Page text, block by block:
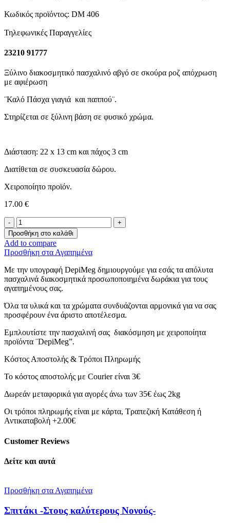
Κωδικός προϊόντος: DM 406
Τηλεφωνικές Παραγγελίες
23210 91777
Ξύλινο διακοσμητικό πασχαλινό αβγό σε σκούρα ροζ απόχρωση
με αφιέρωση
¨Καλό Πάσχα γιαγιά και παππού¨.
Στηρίζεται σε ξύλινη βάση σε φυσικό χρώμα.
Διάσταση: 22 x 13 cm και πάχος 3 cm
Διατίθεται σε συσκευασία δώρου.
Χειροποίητο προϊόν.
17.00 €
Επιτραπέζιο
αβγό
-Γιαγιά
και
Παππούς-
ποσότητα
Προσθήκη στο καλάθι
Add to compare
Προσθήκη στα Αγαπημένα
Με την υπογραφή DepiMeg δημιουργούμε για εσάς τα απόλυτα
πασχαλινά διακοσμητικά προσωποποιημένα δωράκια για τους
αγαπημένους σας.
Όλα τα υλικά και τα χρώματα συνδυάζονται αρμονικά για να σας
προσφέρουν ένα άριστο αποτέλεσμα.
Εμπλουτίστε την πασχαλινή σας διακόσμηση με χειροποίητα
προϊόντα ¨DepiMeg”.
Κόστος Αποστολής & Τρόποι Πληρωμής
Το κόστος αποστολής με Courier είναι 3€
Δωρεάν μεταφορικά για αγορές άνω των 35€ έως 2kg
Οι τρόποι πληρωμής είναι με κάρτα, Τραπεζική Κατάθεση ή
Αντικαταβολή +2.00€
Customer Reviews
Δείτε και αυτά
Προσθήκη στα Αγαπημένα
Σπιτάκι -Στους καλύτερους Νονούς-